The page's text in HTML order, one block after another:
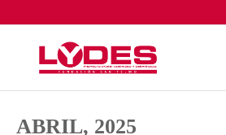
ABRIL, 2025